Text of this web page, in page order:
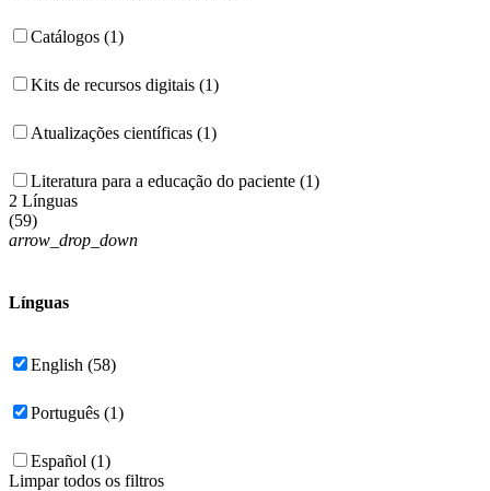
Catálogos (1)
Kits de recursos digitais (1)
Atualizações científicas (1)
Literatura para a educação do paciente (1)
2 Línguas
(59)
arrow_drop_down
Línguas
English (58)
Português (1)
Español (1)
Limpar todos os filtros